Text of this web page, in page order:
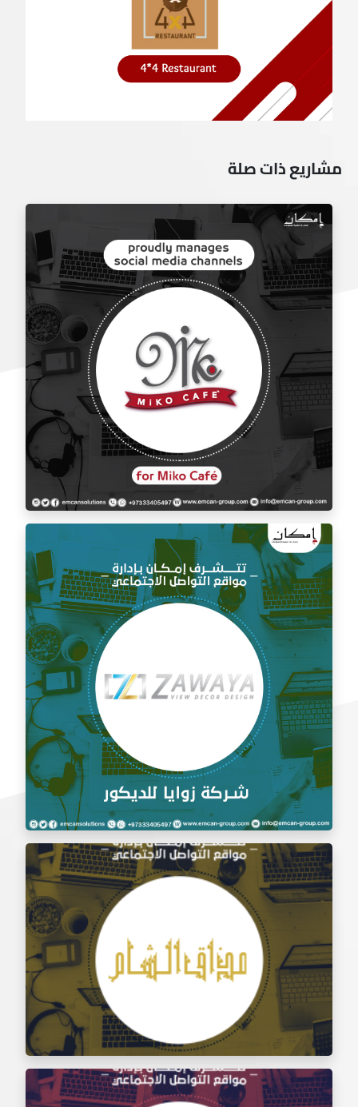
مشاريع ذات صلة
إدارة السوشيال ميديا لمقهى ميكو كافيه
إدارة السوشيال ميديا شركة زوايا للديكور